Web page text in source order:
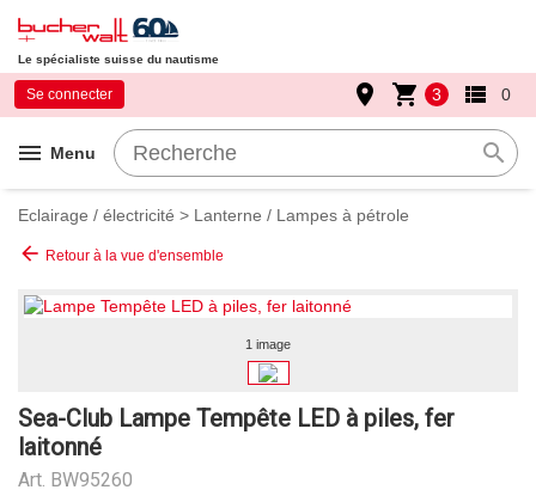
Le spécialiste suisse du nautisme
menu Menu search
Se connecter place shopping_cart 3 view_list 0
Eclairage / électricité > Lanterne / Lampes à pétrole
arrow_back Retour à la vue d'ensemble
1 image
Sea-Club Lampe Tempête LED à piles, fer
laitonné
Art. BW95260